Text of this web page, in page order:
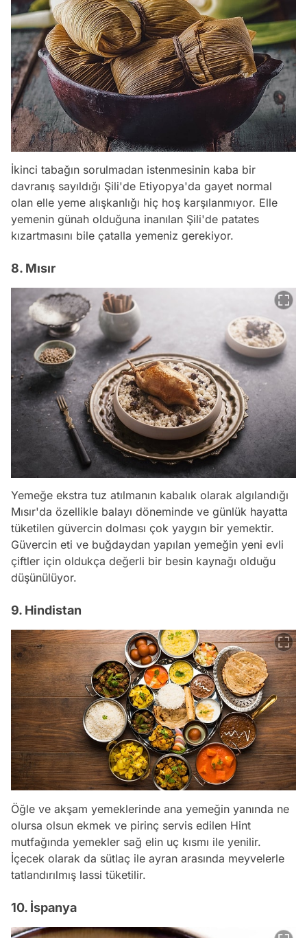
İkinci tabağın sorulmadan istenmesinin kaba bir
davranış sayıldığı Şili'de Etiyopya'da gayet normal
olan elle yeme alışkanlığı hiç hoş karşılanmıyor. Elle
yemenin günah olduğuna inanılan Şili'de patates
kızartmasını bile çatalla yemeniz gerekiyor.
8. Mısır
Yemeğe ekstra tuz atılmanın kabalık olarak algılandığı
Mısır'da özellikle balayı döneminde ve günlük hayatta
tüketilen güvercin dolması çok yaygın bir yemektir.
Güvercin eti ve buğdaydan yapılan yemeğin yeni evli
çiftler için oldukça değerli bir besin kaynağı olduğu
düşünülüyor.
9. Hindistan
Öğle ve akşam yemeklerinde ana yemeğin yanında ne
olursa olsun ekmek ve pirinç servis edilen Hint
mutfağında yemekler sağ elin uç kısmı ile yenilir.
İçecek olarak da sütlaç ile ayran arasında meyvelerle
tatlandırılmış lassi tüketilir.
10. İspanya